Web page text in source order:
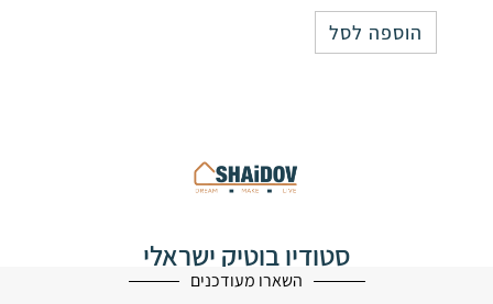
הוספה לסל
סטודיו בוטיק ישראלי
לעיצוב הבית
השארו מעודכנים